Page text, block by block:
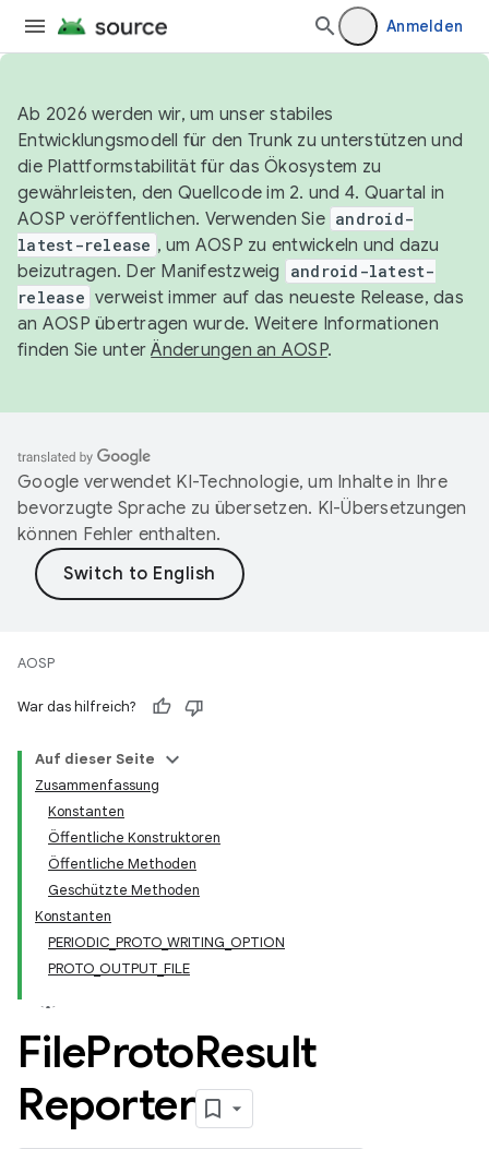
Anmelden
Ab 2026 werden wir, um unser stabiles
Entwicklungsmodell für den Trunk zu unterstützen und
die Plattformstabilität für das Ökosystem zu
gewährleisten, den Quellcode im 2. und 4. Quartal in
AOSP veröffentlichen. Verwenden Sie android-
latest-release , um AOSP zu entwickeln und dazu
beizutragen. Der Manifestzweig
android-latest-
release verweist immer auf das neueste Release, das
an AOSP übertragen wurde. Weitere Informationen
finden Sie unterÄnderungen an AOSP.
Google verwendet KI-Technologie, um Inhalte in Ihre
bevorzugte Sprache zu übersetzen. KI-Übersetzungen
können Fehler enthalten.
AOSP
War das hilfreich?
Auf dieser Seite
Zusammenfassung
Konstanten
Öffentliche Konstruktoren
Öffentliche Methoden
Geschützte Methoden
Konstanten
PERIODIC_PROTO_WRITING_OPTION
PROTO_OUTPUT_FILE
FileProtoResult
Reporter